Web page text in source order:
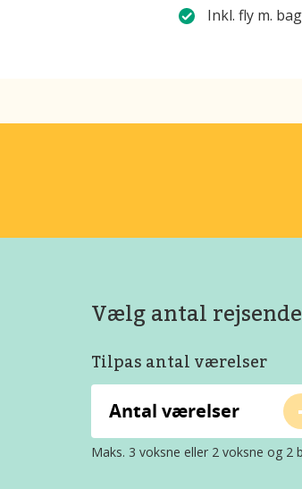
Inkl. fly m.
Vælg antal rejsende
Tilpas antal værelser
Antal værelser
Maks. 3 voksne eller 2 voksne og 2